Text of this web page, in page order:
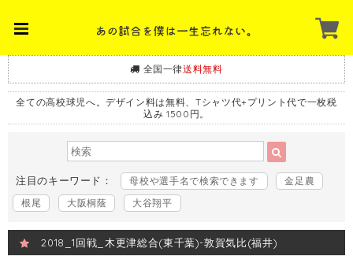
全国一律送料無料
全ての高校球児へ。デザイン料は無料、Tシャツ代+プリント代で一枚税
込み 1500円。
注目のキーワード： 母校や選手名で検索できます
金足農
根尾
大阪桐蔭 大谷翔平
2018_1回戦_木更津総合(東千葉)-敦賀気比(福井)